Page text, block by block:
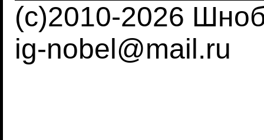
(c)2010-2026
ig-nobel@mail.ru